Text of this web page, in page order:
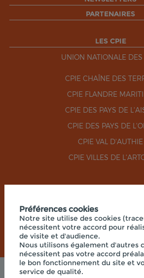
PARTENAIRES
LES CPIE
UNION NATIONALE DES
CPIE CHAÎNE DES
CPIE FLANDRE
CPIE DES PAYS DE
CPIE DES PAYS DE
CPIE VAL D'AUTHIE
CPIE VILLES DE
Préférences cookies
Notre site utilise des cookies
nécessitent votre accord pour
de visite et d'audience.
Nous utilisons également d'autres
nécessitent pas votre accord
le bon fonctionnement du site et
service de qualité.